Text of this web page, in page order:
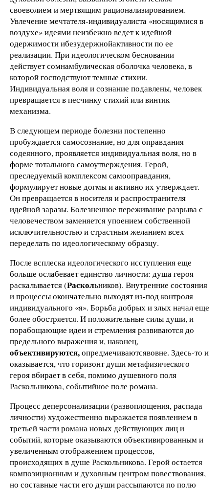
своеволием и мертвящим рационализированием.
Увлечение мечтателя-индивидуалиста «носящимися в
воздухе» идеями неизбежно ведет к идейной
одержимости ибезудержнойактивности по ее
реализации. При идеологическом бесновании
действует сомнамбулическая оболочка человека, в
которой господствуют темные стихии.
Индивидуальная воля и сознание подавлены, человек
превращается в песчинку стихий или винтик
механизма.
В следующем периоде болезни постепенно
пробуждается самосознание, но для оправдания
содеянного, проявляется индивидуальная воля, но в
форме тотального самоутверждения. Герой,
преследуемый комплексом самооправдания,
формулирует новые догмы и активно их утверждает.
Он превращается в носителя и распространителя
идейной заразы. Болезненное переживание разрыва с
человечеством заменяется упоением собственной
исключительностью и страстным желанием всех
переделать по идеологическому образцу.
После всплеска идеологического исступления еще
больше ослабевает единство личности: душа героя
раскалывается (Раскольников). Внутренние состояния
и процессы окончательно выходят из-под контроля
индивидуального «я». Борьба добрых и злых начал еще
более обостряется. И положительные силы души, и
порабощающие идеи и стремления развиваются до
предельного выражения и, наконец,
объективируются,опредмечиваютсявовне. Здесь-то и
оказывается, что горизонт души метафизического
героя вбирает в себя, помимо душевного поля
Раскольникова, событийное поле романа.
Процесс деперсонализации (развоплощения, распада
личности) художественно выражается появлением в
третьей части романа новых действующих лиц и
событий, которые оказываются объективированным и
увеличенным отображением процессов,
происходящих в душе Раскольникова. Герой остается
композиционным и духовным центром повествования,
но составные части его души рассыпаются по полю